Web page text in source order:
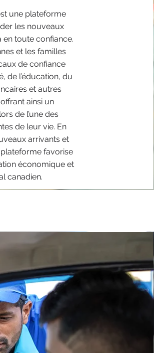
une plateforme
les nouveaux
en toute confiance.
et les familles
de confiance
de l’éducation, du
et autres
ainsi un
de l’une des
de leur vie. En
arrivants et
favorise
économique et
canadien.